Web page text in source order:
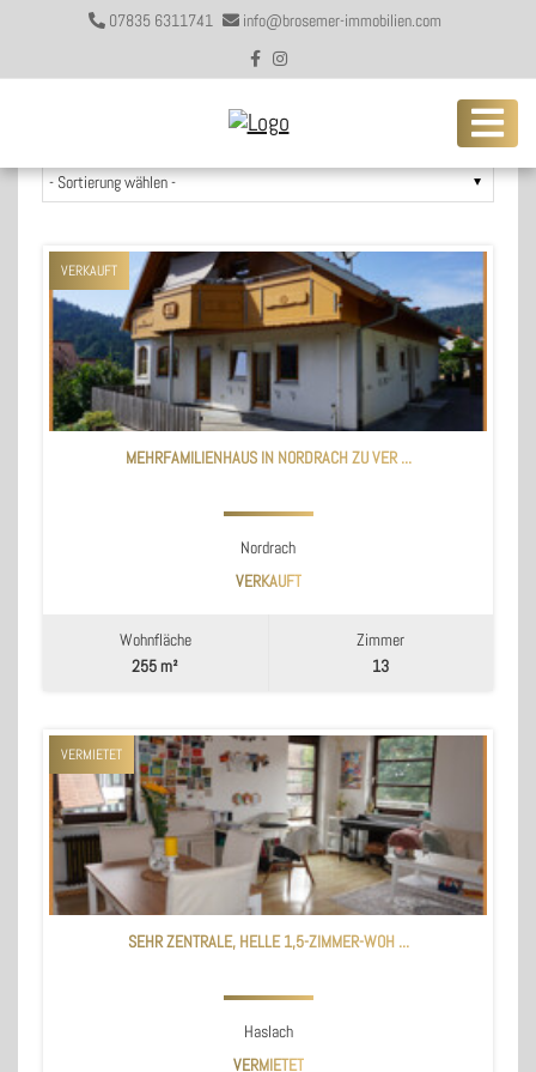
07835 6311741 info@brosemer-immobilien.com
VERKAUFT
MEHRFAMILIENHAUS IN NORDRACH ZU VER ...
Nordrach
VERKAUFT
Wohnfläche
255 m²
Zimmer
13
VERMIETET
SEHR ZENTRALE, HELLE 1,5-ZIMMER-WOH ...
Haslach
VERMIETET